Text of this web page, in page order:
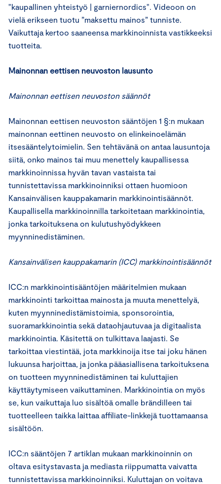
"kaupallinen yhteistyö | garniernordics". Videoon on
vielä erikseen tuotu ”maksettu mainos” tunniste.
Vaikuttaja kertoo saaneensa markkinoinnista vastikkeeksi
tuotteita.
Mainonnan eettisen neuvoston lausunto
Mainonnan eettisen neuvoston säännöt
Mainonnan eettisen neuvoston sääntöjen 1 §:n mukaan
mainonnan eettinen neuvosto on elinkeinoelämän
itsesääntelytoimielin. Sen tehtävänä on antaa lausuntoja
siitä, onko mainos tai muu menettely kaupallisessa
markkinoinnissa hyvän tavan vastaista tai
tunnistettavissa markkinoinniksi ottaen huomioon
Kansainvälisen kauppakamarin markkinointisäännöt.
Kaupallisella markkinoinnilla tarkoitetaan markkinointia,
jonka tarkoituksena on kulutushyödykkeen
myynninedistäminen.
Kansainvälisen kauppakamarin (ICC) markkinointisäännöt
ICC:n markkinointisääntöjen määritelmien mukaan
markkinointi tarkoittaa mainosta ja muuta menettelyä,
kuten myynninedistämistoimia, sponsorointia,
suoramarkkinointia sekä dataohjautuvaa ja digitaalista
markkinointia. Käsitettä on tulkittava laajasti. Se
tarkoittaa viestintää, jota markkinoija itse tai joku hänen
lukuunsa harjoittaa, ja jonka pääasiallisena tarkoituksena
on tuotteen myynninedistäminen tai kuluttajien
käyttäytymiseen vaikuttaminen. Markkinointia on myös
se, kun vaikuttaja luo sisältöä omalle brändilleen tai
tuotteelleen taikka laittaa affiliate-linkkejä tuottamaansa
sisältöön.
ICC:n sääntöjen 7 artiklan mukaan markkinoinnin on
oltava esitystavasta ja mediasta riippumatta vaivatta
tunnistettavissa markkinoinniksi. Kuluttajan on voitava